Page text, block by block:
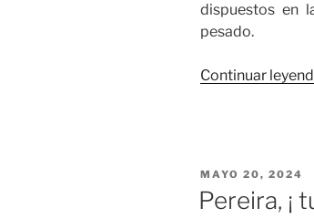
dispuestos en
pesado.
Continuar
PUBLICADO
EL
MAYO 20, 2024
Pereira, ¡